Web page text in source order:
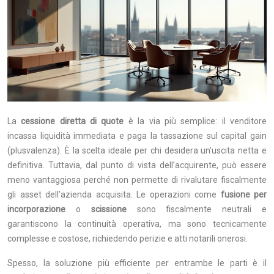
Lacessione diretta di quote è la via più semplice: il venditore
incassa liquidità immediata e paga la tassazione sul capital gain
(plusvalenza). È la scelta ideale per chi desidera un’uscita netta e
definitiva. Tuttavia, dal punto di vista dell’acquirente, può essere
meno vantaggiosa perché non permette di rivalutare fiscalmente
gli asset dell’azienda acquisita. Le operazioni come fusione per
incorporazione o scissionesono fiscalmente neutrali e
garantiscono la continuità operativa, ma sono tecnicamente
complesse e costose, richiedendo perizie e atti notarili onerosi.
Spesso, la soluzione più efficiente per entrambe le parti è il